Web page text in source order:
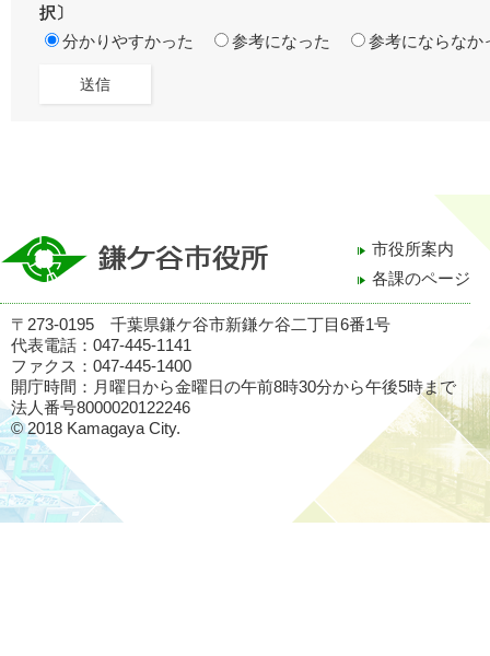
択〕
分かりやすかった
参考になった 参考にならなか
市役所案内
各課のページ
〒273-0195 千葉県鎌ケ谷市新鎌ケ谷二丁目6番1号
代表電話：047-445-1141
ファクス：047-445-1400
開庁時間：月曜日から金曜日の午前8時30分から午後5時まで
法人番号8000020122246
© 2018 Kamagaya City.